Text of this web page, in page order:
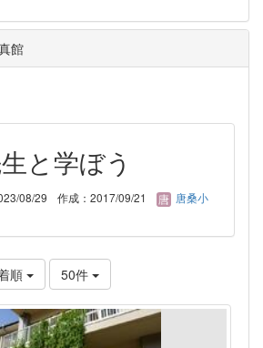
館
と学ぼう
08/29 作成：2017/09/21
唐桑小
順 50件